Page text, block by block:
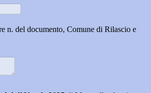
n. del documento, Comune di Rilascio e